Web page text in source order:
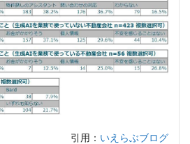
引用： いえらぶブログ